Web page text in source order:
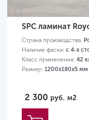
SPC ламинат
Страна производства:
Наличие фаски: с 4-х
Класс применения: 42
Размер: 1200х180х5 мм
2 300 руб. м2